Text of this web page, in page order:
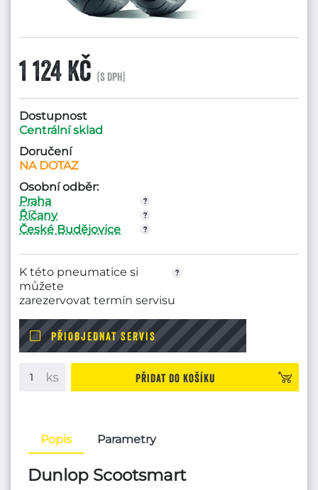
1 124 Kč (s DPH)
Dostupnost
Centrální sklad
Doručení
NA DOTAZ
Osobní odběr:
Praha
Říčany
České Budějovice
K této pneumatice si
můžete
zarezervovat termín servisu
PŘIOBJEDNAT SERVIS
Přidat do košíku
Popis Parametry
Dunlop Scootsmart